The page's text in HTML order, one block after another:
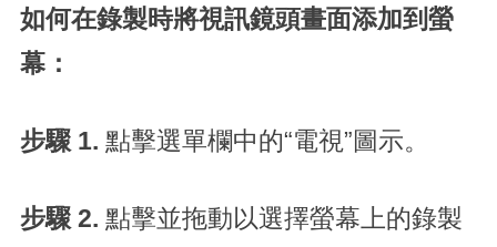
如何在錄製時將視訊鏡頭畫面添加到螢
幕：
步驟 1. 點擊選單欄中的“電視”圖示。
步驟 2. 點擊並拖動以選擇螢幕上的錄製